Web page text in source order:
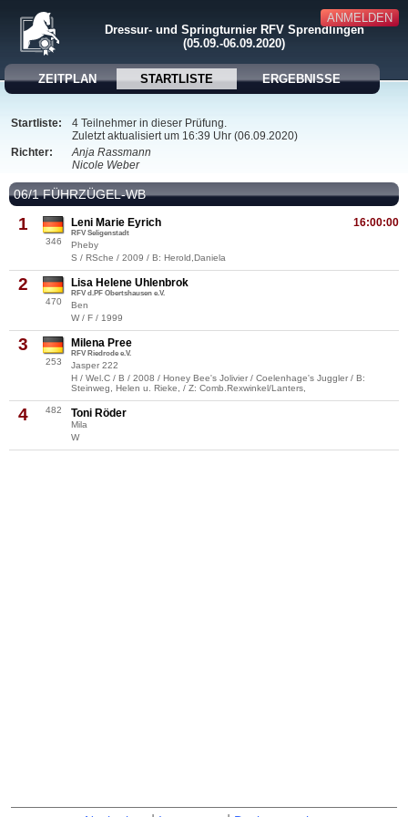
ANMELDEN
Dressur- und Springturnier RFV Sprendlingen
(05.09.-06.09.2020)
ZEITPLAN STARTLISTE ERGEBNISSE
Startliste:
4 Teilnehmer in dieser Prüfung.
Zuletzt aktualisiert um 16:39 Uhr (06.09.2020)
Richter:
Anja Rassmann
Nicole Weber
06/1 FÜHRZÜGEL-WB
1
346
16:00:00
Leni Marie Eyrich
RFV Seligenstadt
Pheby
S / RSche / 2009 / B: Herold,Daniela
2
470
Lisa Helene Uhlenbrok
RFV d.PF Obertshausen e.V.
Ben
W / F / 1999
3
253
Milena Pree
RFV Riedrode e.V.
Jasper 222
H / Wel.C / B / 2008 / Honey Bee's Jolivier / Coelenhage's Juggler / B:
Steinweg, Helen u. Rieke, / Z: Comb.Rexwinkel/Lanters,
4 482 Toni Röder
Mila
W